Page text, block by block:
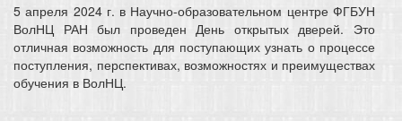
5 апреля 2024 г. в Научно-образовательном центре ФГБУН
ВолНЦ РАН был проведен День открытых дверей. Это
отличная возможность для поступающих узнать о процессе
поступления, перспективах, возможностях и преимуществах
обучения в ВолНЦ.